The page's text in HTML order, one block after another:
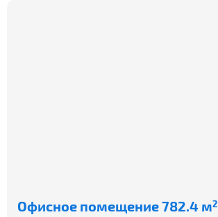
Офисное помещение 782.4 м2